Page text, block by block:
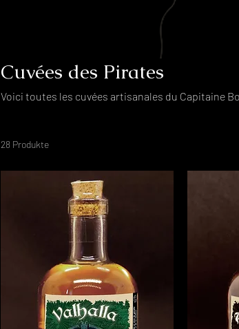
Cuvées des Pirates
Voici toutes les cuvées artisanales du Capitaine
28 Produkte